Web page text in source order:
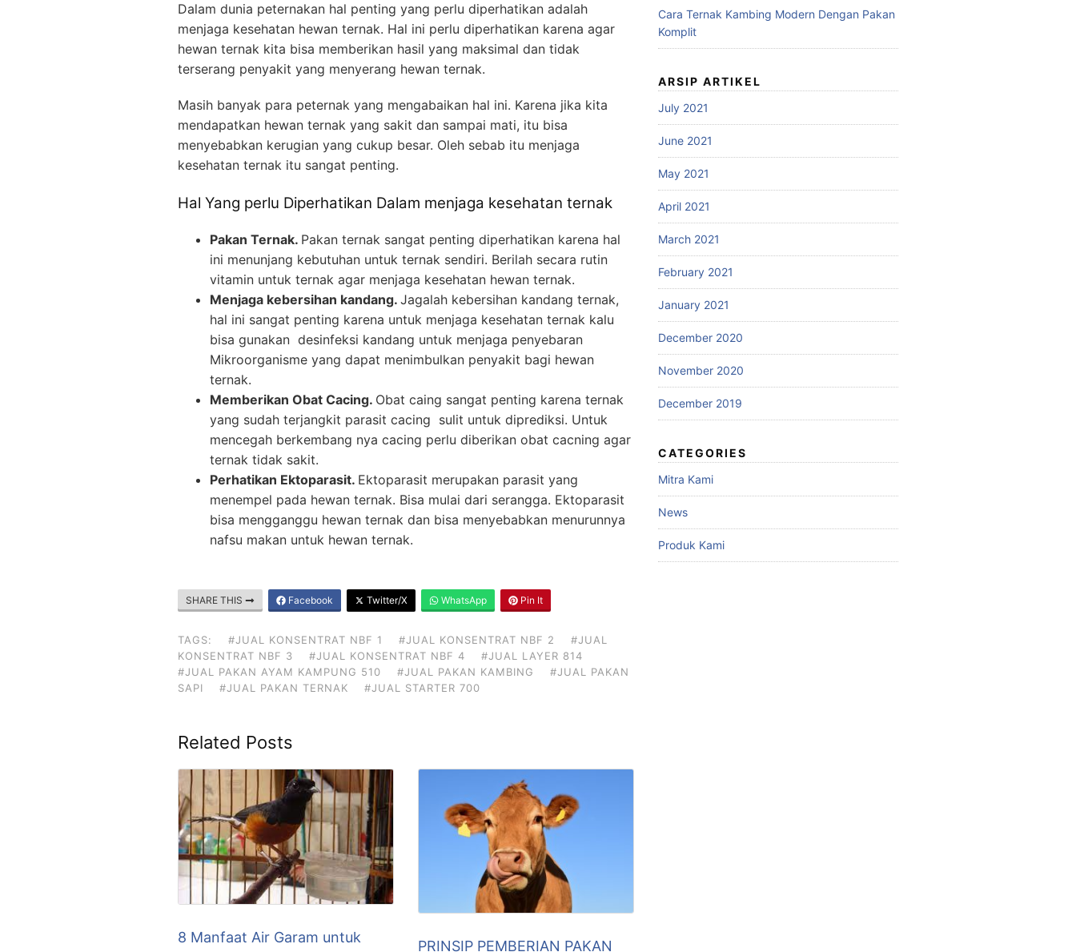
Dalam dunia peternakan hal penting yang perlu diperhatikan adalah
menjaga kesehatan hewan ternak. Hal ini perlu diperhatikan karena agar
hewan ternak kita bisa memberikan hasil yang maksimal dan tidak
terserang penyakit yang menyerang hewan ternak.
Masih banyak para peternak yang mengabaikan hal ini. Karena jika kita
mendapatkan hewan ternak yang sakit dan sampai mati, itu bisa
menyebabkan kerugian yang cukup besar. Oleh sebab itu menjaga
kesehatan ternak itu sangat penting.
Hal Yang perlu Diperhatikan Dalam menjaga kesehatan ternak
Pakan Ternak. Pakan ternak sangat penting diperhatikan karena hal
ini menunjang kebutuhan untuk ternak sendiri. Berilah secara rutin
vitamin untuk ternak agar menjaga kesehatan hewan ternak.
Menjaga kebersihan kandang. Jagalah kebersihan kandang ternak,
hal ini sangat penting karena untuk menjaga kesehatan ternak kalu
bisa gunakan desinfeksi kandang untuk menjaga penyebaran
Mikroorganisme yang dapat menimbulkan penyakit bagi hewan
ternak.
Memberikan Obat Cacing. Obat caing sangat penting karena ternak
yang sudah terjangkit parasit cacing sulit untuk diprediksi. Untuk
mencegah berkembang nya cacing perlu diberikan obat cacning agar
ternak tidak sakit.
Perhatikan Ektoparasit. Ektoparasit merupakan parasit yang
menempel pada hewan ternak. Bisa mulai dari serangga. Ektoparasit
bisa mengganggu hewan ternak dan bisa menyebabkan menurunnya
nafsu makan untuk hewan ternak.
SHARE THIS Facebook Twitter/X WhatsApp Pin It
TAGS: #JUAL KONSENTRAT NBF 1 #JUAL KONSENTRAT NBF 2
#JUAL
KONSENTRAT NBF 3
#JUAL KONSENTRAT NBF 4
#JUAL LAYER 814
#JUAL PAKAN AYAM KAMPUNG 510
#JUAL PAKAN KAMBING
#JUAL PAKAN
SAPI
#JUAL PAKAN TERNAK #JUAL STARTER 700
Related Posts
8 Manfaat Air Garam untuk
PRINSIP PEMBERIAN PAKAN
Cara Ternak Kambing Modern Dengan Pakan
Komplit
ARSIP ARTIKEL
July 2021
June 2021
May 2021
April 2021
March 2021
February 2021
January 2021
December 2020
November 2020
December 2019
CATEGORIES
Mitra Kami
News
Produk Kami